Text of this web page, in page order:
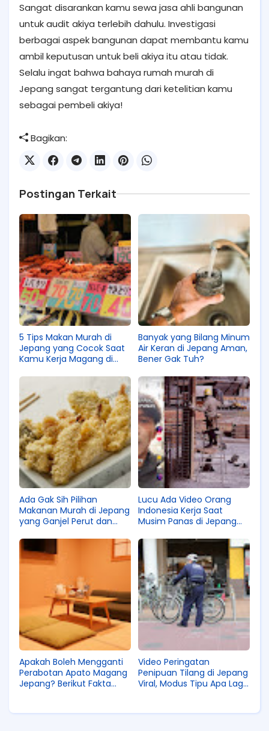
Sangat disarankan kamu sewa jasa ahli bangunan
untuk audit akiya terlebih dahulu. Investigasi
berbagai aspek bangunan dapat membantu kamu
ambil keputusan untuk beli akiya itu atau tidak.
Selalu ingat bahwa bahaya rumah murah di
Jepang sangat tergantung dari ketelitian kamu
sebagai pembeli akiya!
Bagikan:
Postingan Terkait
5 Tips Makan Murah di
Jepang yang Cocok Saat
Kamu Kerja Magang di
Banyak yang Bilang Minum
Air Keran di Jepang Aman,
Bener Gak Tuh?
Ada Gak Sih Pilihan
Makanan Murah di Jepang
yang Ganjel Perut dan
Lucu Ada Video Orang
Indonesia Kerja Saat
Musim Panas di Jepang
Apakah Boleh Mengganti
Perabotan Apato Magang
Jepang? Berikut Fakta
Video Peringatan
Penipuan Tilang di Jepang
Viral, Modus Tipu Apa Lagi